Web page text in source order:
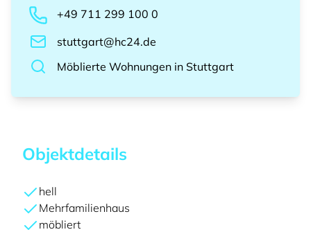
+49 711 299 100 0
stuttgart@hc24.de
Möblierte Wohnungen in Stuttgart
Objektdetails
hell
Mehrfamilienhaus
möbliert